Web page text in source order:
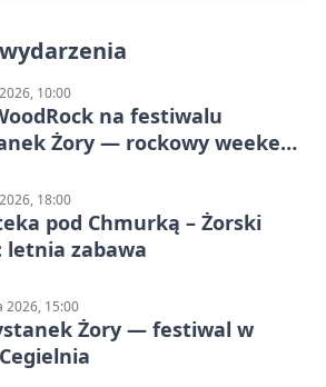
10:00
na festiwalu
Żory — rockowy weekend
18:00
pod Chmurką – Żorski
letnia zabawa
2026, 15:00
Żory — festiwal w